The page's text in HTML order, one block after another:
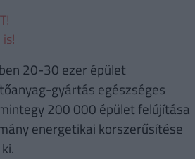
20-30 ezer épület
gyártás egészséges
200 000 épület felújítása
energetikai korszerűsítése